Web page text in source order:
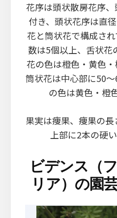
花序は頭状散房花序
付き、頭状花序は直
花と筒状花で構成さ
数は5個以上、舌状花
花の色は橙色・黄色・
筒状花は中心部に50
の色は黄色・橙
果実は痩果、痩果の長
上部に2本の硬
ビデンス（
リア）の園